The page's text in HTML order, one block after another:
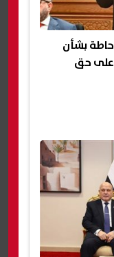
بشأن
على حق